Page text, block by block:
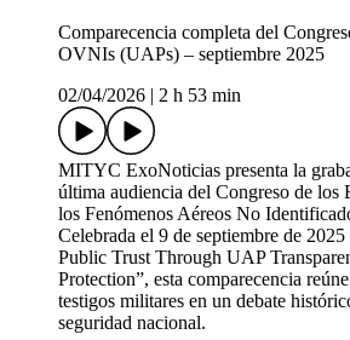
Comparecencia completa del
OVNIs (UAPs) – septiembre 2025
02/04/2026
2 h 53 min
MITYC ExoNoticias presenta la
última audiencia del Congreso de los
los Fenómenos Aéreos No
Celebrada el 9 de septiembre de
Public Trust Through UAP
Protection”, esta comparecencia
testigos militares en un debate
seguridad nacional.